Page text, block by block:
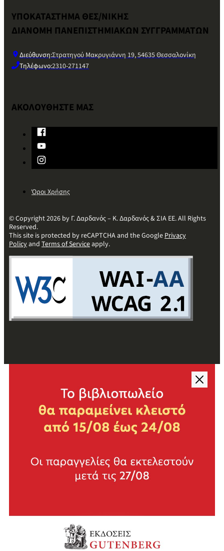
ΥΠΟΚΑΤΑΣΤΗΜΑ ΘΕΣ/ΝΙΚΗΣ
ΔΙΑΝΟΜΗ ΠΑΝΕΠΙΣΤΗΜΙΑΚΩΝ ΣΥΓΓΡΑΜΜΑΤΩΝ
Διεύθυνση:Στρατηγού Μακρυγιάννη 19, 54635 Θεσσαλονίκη
Τηλέφωνο:2310-271147
ΑΚΟΛΟΥΘΗΣΤΕ ΜΑΣ
Όροι Χρήσης
© Copyright 2026 by Γ. Δαρδανός – Κ. Δαρδανός & ΣΙΑ ΕΕ. All Rights
Reserved.
This site is protected by reCAPTCHA and the GooglePrivacy
Policyand Terms of Serviceapply.